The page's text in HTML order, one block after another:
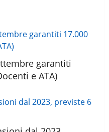
garantiti
e ATA)